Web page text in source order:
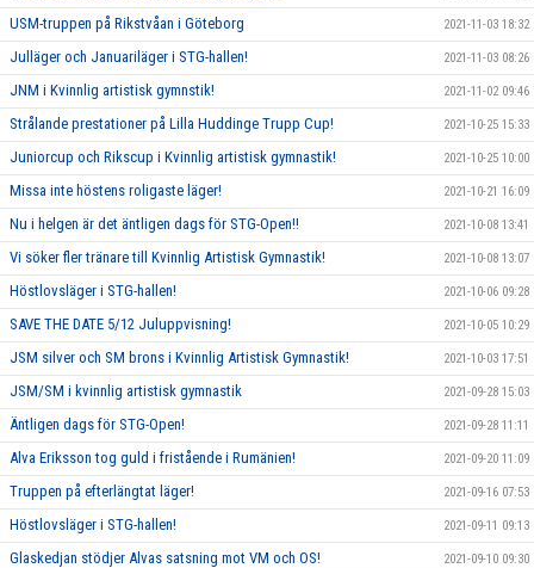
USM-truppen på Rikstvåan i Göteborg 2021-11-03 18:32
Julläger och Januariläger i STG-hallen! 2021-11-03 08:26
JNM i Kvinnlig artistisk gymnstik! 2021-11-02 09:46
Strålande prestationer på Lilla Huddinge Trupp Cup! 2021-10-25 15:33
Juniorcup och Rikscup i Kvinnlig artistisk gymnastik! 2021-10-25 10:00
Missa inte höstens roligaste läger! 2021-10-21 16:09
Nu i helgen är det äntligen dags för STG-Open!! 2021-10-08 13:41
Vi söker fler tränare till Kvinnlig Artistisk Gymnastik! 2021-10-08 13:07
Höstlovsläger i STG-hallen! 2021-10-06 09:28
SAVE THE DATE 5/12 Juluppvisning! 2021-10-05 10:29
JSM silver och SM brons i Kvinnlig Artistisk Gymnastik! 2021-10-03 17:51
JSM/SM i kvinnlig artistisk gymnastik 2021-09-28 15:03
Äntligen dags för STG-Open! 2021-09-28 11:11
Alva Eriksson tog guld i fristående i Rumänien! 2021-09-20 11:09
Truppen på efterlängtat läger! 2021-09-16 07:53
Höstlovsläger i STG-hallen! 2021-09-11 09:13
Glaskedjan stödjer Alvas satsning mot VM och OS! 2021-09-10 09:30